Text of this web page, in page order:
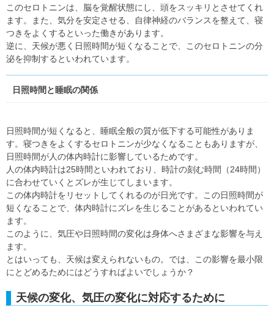
このセロトニンは、脳を覚醒状態にし、頭をスッキリとさせてくれ
ます。また、気分を安定させる、自律神経のバランスを整えて、寝
つきをよくするといった働きがあります。
逆に、天候が悪く日照時間が短くなることで、このセロトニンの分
泌を抑制するといわれています。
日照時間と睡眠の関係
日照時間が短くなると、睡眠全般の質が低下する可能性がありま
す。寝つきをよくするセロトニンが少なくなることもありますが、
日照時間が人の体内時計に影響しているためです。
人の体内時計は25時間といわれており、時計の刻む時間（24時間）
に合わせていくとズレが生じてしまいます。
この体内時計をリセットしてくれるのが日光です。この日照時間が
短くなることで、体内時計にズレを生じることがあるといわれてい
ます。
このように、気圧や日照時間の変化は身体へさまざまな影響を与え
ます。
とはいっても、天候は変えられないもの。では、この影響を最小限
にとどめるためにはどうすればよいでしょうか？
天候の変化、気圧の変化に対応するために